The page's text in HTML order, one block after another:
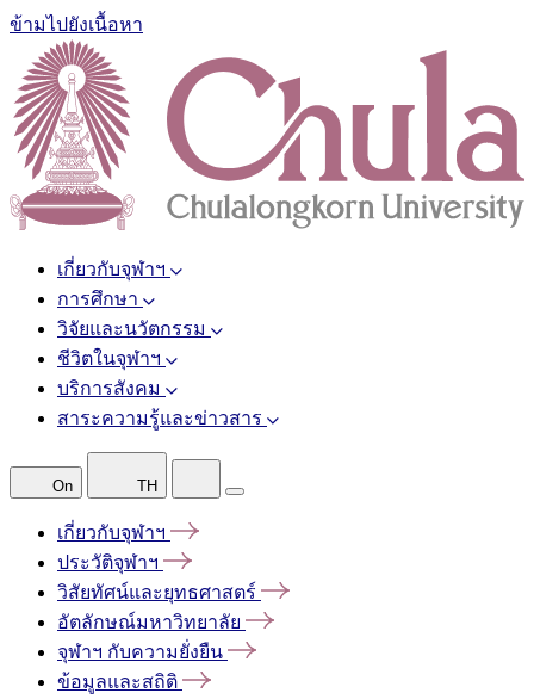
ข้ามไปยังเนื้อหา
เกี่ยวกับจุฬาฯ
การศึกษา
วิจัยและนวัตกรรม
ชีวิตในจุฬาฯ
บริการสังคม
สาระความรู้และข่าวสาร
On TH
เกี่ยวกับจุฬาฯ
ประวัติจุฬาฯ
วิสัยทัศน์และยุทธศาสตร์
อัตลักษณ์มหาวิทยาลัย
จุฬาฯ กับความยั่งยืน
ข้อมูลและสถิติ